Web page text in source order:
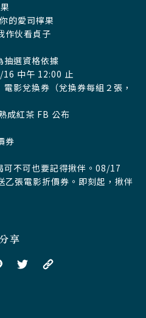
的愛司檸果
作伙看貞子
抽選資格依據
16 中午 12:00 止
影兌換券（兌換券每組２張，
成紅茶 FB 公布
券
可不可也要記得揪伴。08/17
乙張電影折價券。即刻起，揪伴
享